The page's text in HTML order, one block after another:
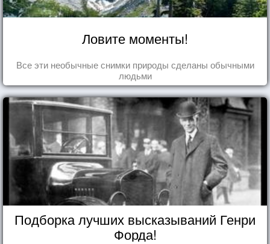
Ловите моменты!
Все эти необычные снимки природы сделаны обычными
людьми
Подборка лучших высказываний Генри
Форда!